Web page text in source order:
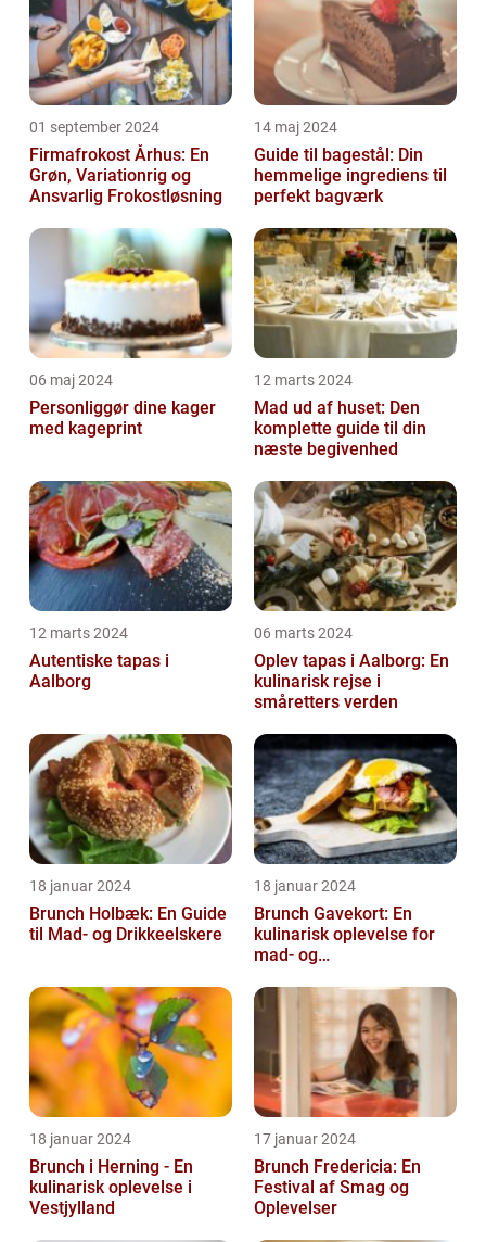
01 september 2024
Firmafrokost Århus: En
Grøn, Variationrig og
Ansvarlig Frokostløsning
14 maj 2024
Guide til bagestål: Din
hemmelige ingrediens til
perfekt bagværk
06 maj 2024
Personliggør dine kager
med kageprint
12 marts 2024
Mad ud af huset: Den
komplette guide til din
næste begivenhed
12 marts 2024
Autentiske tapas i
Aalborg
06 marts 2024
Oplev tapas i Aalborg: En
kulinarisk rejse i
småretters verden
18 januar 2024
Brunch Holbæk: En Guide
til Mad- og Drikkeelskere
18 januar 2024
Brunch Gavekort: En
kulinarisk oplevelse for
mad- og
18 januar 2024
Brunch i Herning - En
kulinarisk oplevelse i
Vestjylland
17 januar 2024
Brunch Fredericia: En
Festival af Smag og
Oplevelser